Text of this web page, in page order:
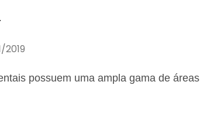
.
2019
possuem uma ampla gama de áreas